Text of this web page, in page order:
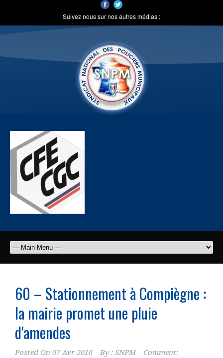
Suivez nous sur nos autres médias :
60 – Stationnement à Compiègne :
la mairie promet une pluie
d'amendes
Posted On 07 Avr 2016 By : SNPM
Comment: